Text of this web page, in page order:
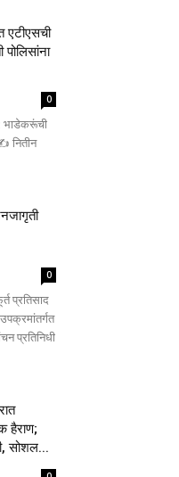
एटीएसची
0
भाडेकरूंची
नितीन
0
प्रतिसाद
प्रतिनिधी
हैराण;
सोशल...